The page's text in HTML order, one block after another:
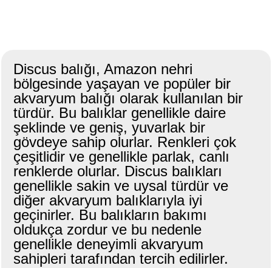
Discus balığı, Amazon nehri
bölgesinde yaşayan ve popüler bir
akvaryum balığı olarak kullanılan bir
türdür. Bu balıklar genellikle daire
şeklinde ve geniş, yuvarlak bir
gövdeye sahip olurlar. Renkleri çok
çeşitlidir ve genellikle parlak, canlı
renklerde olurlar. Discus balıkları
genellikle sakin ve uysal türdür ve
diğer akvaryum balıklarıyla iyi
geçinirler. Bu balıkların bakımı
oldukça zordur ve bu nedenle
genellikle deneyimli akvaryum
sahipleri tarafından tercih edilirler.